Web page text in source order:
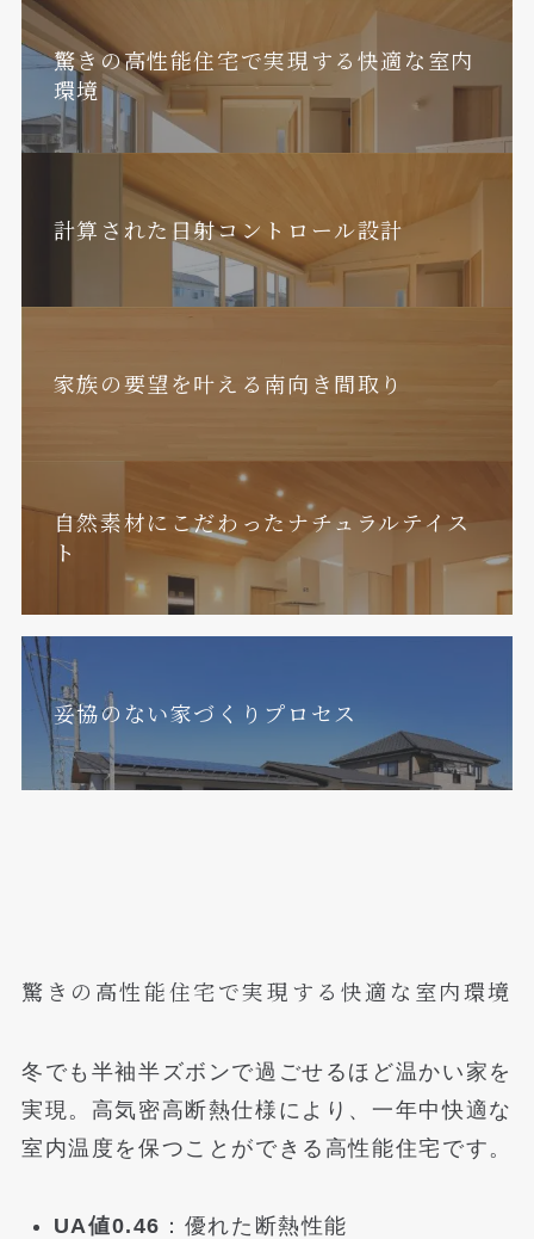
驚きの高性能住宅で実現する快適な室内
環境
計算された日射コントロール設計
家族の要望を叶える南向き間取り
自然素材にこだわったナチュラルテイス
ト
妥協のない家づくりプロセス
驚きの高性能住宅で実現する快適な室内環境
冬でも半袖半ズボンで過ごせるほど温かい家を
実現。高気密高断熱仕様により、一年中快適な
室内温度を保つことができる高性能住宅です。
UA値0.46 ：優れた断熱性能